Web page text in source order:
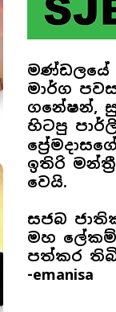
මණ්ඩලයේ
මාර්ග
ගනේෂන්,
හිටපු
ඉතිරි
වෙයි.
සජබ
මහ ලේකම්
පත්කර
-emanisa